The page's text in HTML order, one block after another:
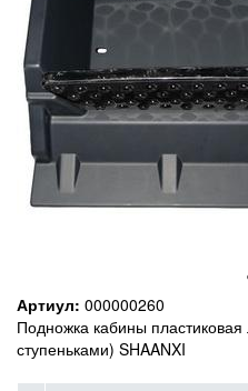
Артиул: 000000260
Подножка кабины
ступеньками) SHAANXI